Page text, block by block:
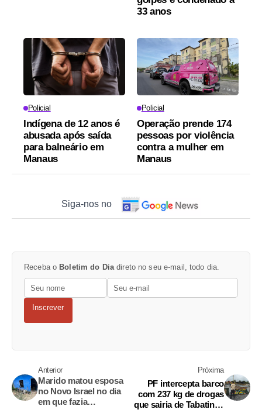
33 anos
Policial
Indígena de 12 anos é
abusada após saída
para balneário em
Manaus
Policial
Operação prende 174
pessoas por violência
contra a mulher em
Manaus
Siga-nos no
Receba o Boletim do Dia direto no seu e-mail, todo dia.
Inscrever
Anterior
Marido matou esposa
no Novo Israel no dia
em que fazia
Próxima
PF intercepta barco
com 237 kg de drogas
que sairia de Tabatinga